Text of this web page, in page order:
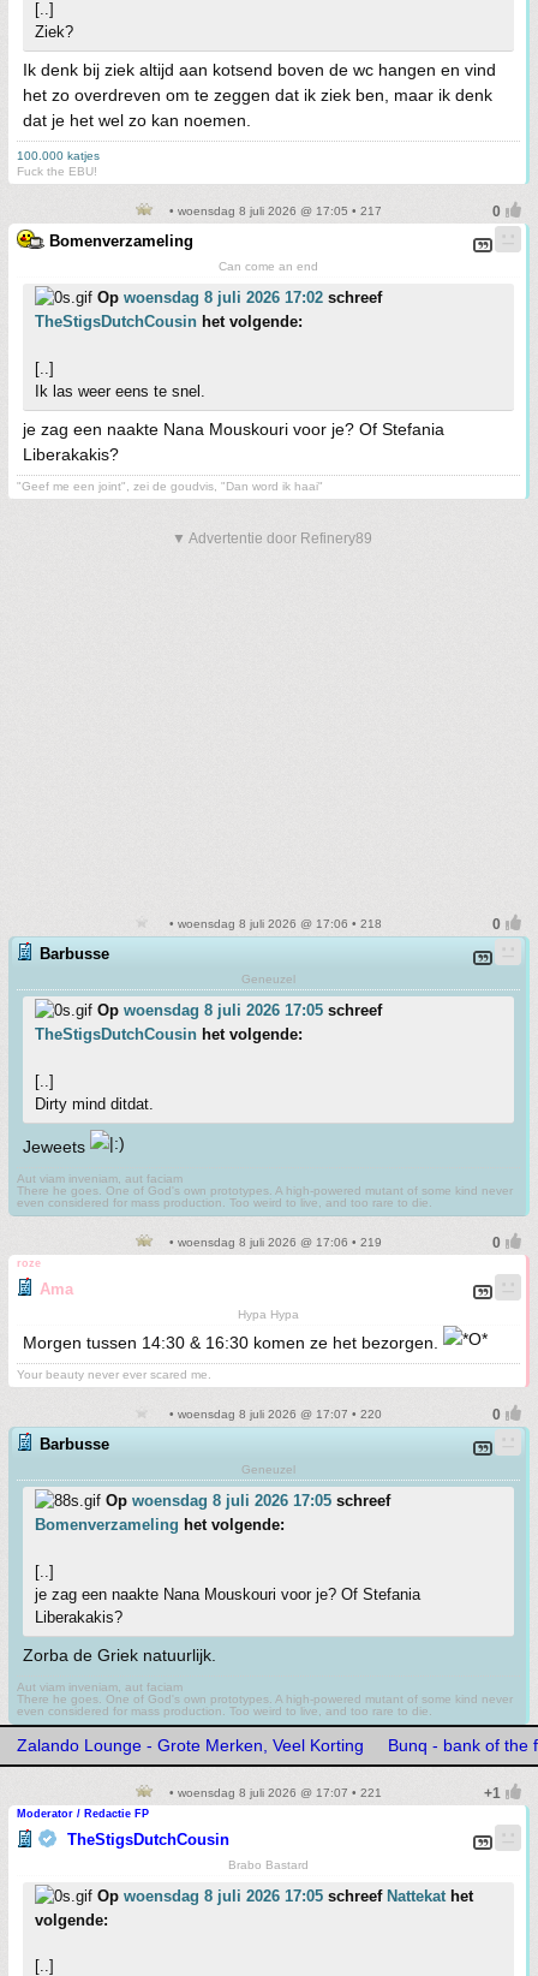
[..]
Ziek?
Ik denk bij ziek altijd aan kotsend boven de wc hangen en vind
het zo overdreven om te zeggen dat ik ziek ben, maar ik denk
dat je het wel zo kan noemen.
100.000 katjes
Fuck the EBU!
• woensdag 8 juli 2026 @ 17:05 • 217
Bomenverzameling
Can come an end
Op woensdag 8 juli 2026 17:02 schreef
TheStigsDutchCousin het volgende:
[..]
Ik las weer eens te snel.
je zag een naakte Nana Mouskouri voor je? Of Stefania
Liberakakis?
"Geef me een joint", zei de goudvis, "Dan word ik haai"
▼ Advertentie door Refinery89
• woensdag 8 juli 2026 @ 17:06 • 218
Barbusse
Geneuzel
Op woensdag 8 juli 2026 17:05 schreef
TheStigsDutchCousin het volgende:
[..]
Dirty mind ditdat.
Jeweets
Aut viam inveniam, aut faciam
There he goes. One of God's own prototypes. A high-powered mutant of some kind never
even considered for mass production. Too weird to live, and too rare to die.
• woensdag 8 juli 2026 @ 17:06 • 219
roze
Ama
Hypa Hypa
Morgen tussen 14:30 & 16:30 komen ze het bezorgen.
Your beauty never ever scared me.
• woensdag 8 juli 2026 @ 17:07 • 220
Barbusse
Geneuzel
Op woensdag 8 juli 2026 17:05 schreef
Bomenverzameling het volgende:
[..]
je zag een naakte Nana Mouskouri voor je? Of Stefania
Liberakakis?
Zorba de Griek natuurlijk.
Aut viam inveniam, aut faciam
There he goes. One of God's own prototypes. A high-powered mutant of some kind never
even considered for mass production. Too weird to live, and too rare to die.
Zalando Lounge - Grote Merken, Veel Korting Bunq - bank of the
• woensdag 8 juli 2026 @ 17:07 • 221
Moderator / Redactie FP
TheStigsDutchCousin
Brabo Bastard
Op woensdag 8 juli 2026 17:05 schreef Nattekathet
volgende:
[..]